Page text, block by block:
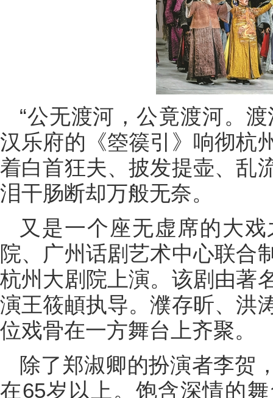
“公无渡河，公竟渡河。
汉乐府的《箜篌引》响彻杭
着白首狂夫、披发提壶、乱
泪干肠断却万般无奈。
又是一个座无虚席的大
院、广州话剧艺术中心联合
杭州大剧院上演。该剧由著
演王筱頔执导。濮存昕、洪
位戏骨在一方舞台上齐聚。
除了郑淑卿的扮演者李贺
在65岁以上。饱含深情的